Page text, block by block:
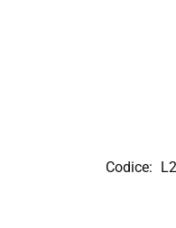
Codice: